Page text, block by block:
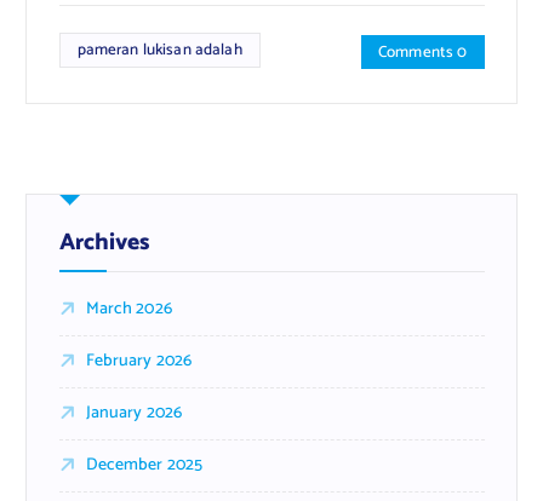
pameran lukisan adalah Comments 0
Archives
March 2026
February 2026
January 2026
December 2025